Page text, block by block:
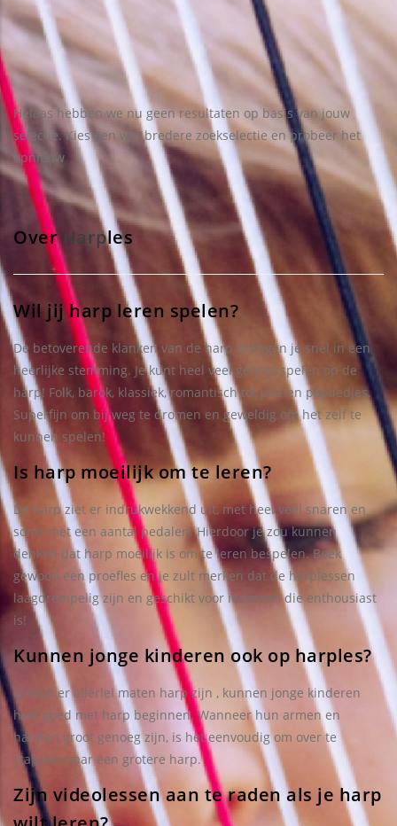
Helaas hebben we nu geen resultaten op basis van jouw
selectie. Kies een wat bredere zoekselectie en probeer het
opnieuw
OverHarples
Wil jij harp leren spelen?
De betoverende klanken van de harp brengen je snel in een
heerlijke stemming. Je kunt heel veel genres spelen op de
harp! Folk, barok, klassiek, romantisch tot jazz en popliedjes.
Superfijn om bij weg te dromen en geweldig om het zelf te
kunnen spelen!
Is harp moeilijk om te leren?
De harp ziet er indrukwekkend uit, met heel veel snaren en
soms met een aantal pedalen. Hierdoor je zou kunnen
denken dat harp moeilijk is om te leren bespelen. Boek
gewoon een proefles en je zult merken dat de harplessen
laagdrempelig zijn en geschikt voor iedereen die enthousiast
is!
Kunnen jonge kinderen ook op harples?
Omdat er allerlei maten harp zijn , kunnen jonge kinderen
heel goed met harp beginnen. Wanneer hun armen en
handen groot genoeg zijn, is het eenvoudig om over te
stappen naar een grotere harp.
Zijn videolessen aan te raden als je harp